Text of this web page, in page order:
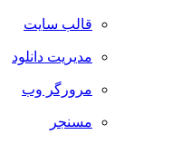
قالب سایت
مدیریت دانلود
مرورگر وب
مسنجر